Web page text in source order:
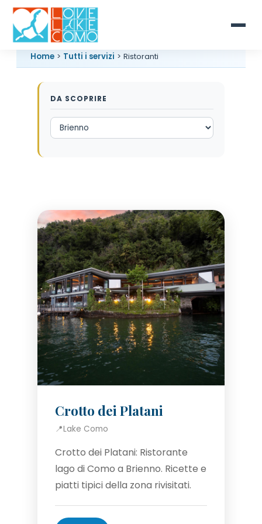
Home > Tutti i servizi > Ristoranti
DA SCOPRIRE
Crotto dei Platani
📍Lake Como
Crotto dei Platani: Ristorante
lago di Como a Brienno. Ricette e
piatti tipici della zona rivisitati.